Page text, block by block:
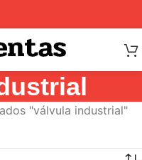
"válvula industrial"